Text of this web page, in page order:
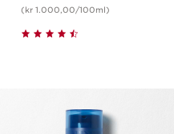
(kr 1.000,00/100ml)